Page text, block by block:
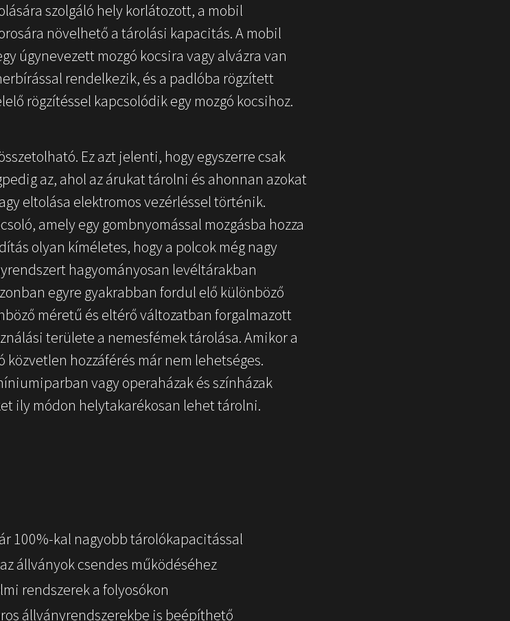
szolgáló hely korlátozott, a mobil
növelhető a tárolási kapacitás. A mobil
úgynevezett mozgó kocsira vagy alvázra van
rendelkezik, és a padlóba rögzített
rögzítéssel kapcsolódik egy mozgó kocsihoz.
Ez azt jelenti, hogy egyszerre csak
az, ahol az árukat tárolni és ahonnan azokat
eltolása elektromos vezérléssel történik.
amely egy gombnyomással mozgásba hozza
olyan kíméletes, hogy a polcok még nagy
hagyományosan levéltárakban
egyre gyakrabban fordul elő különböző
méretű és eltérő változatban forgalmazott
területe a nemesfémek tárolása. Amikor a
hozzáférés már nem lehetséges.
vagy operaházak és színházak
ily módon helytakarékosan lehet tárolni.
100%-kal nagyobb tárolókapacitással
állványok csendes működéséhez
rendszerek a folyosókon
állványrendszerekbe is beépíthető